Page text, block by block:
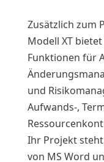
Zusätzlich zum
Modell XT
Funktionen für
und
Aufwands-,
Ihr Projekt
von MS Word